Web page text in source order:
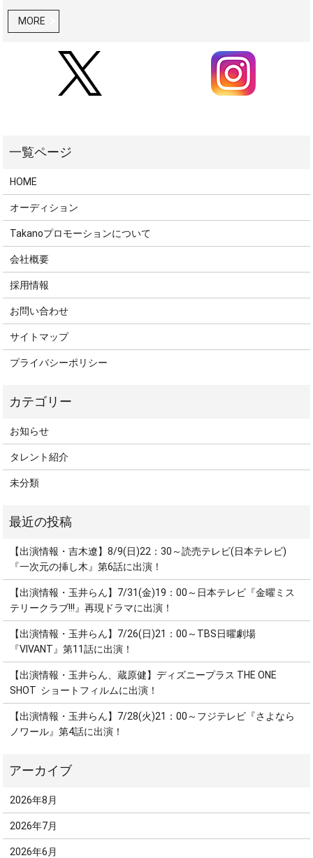
MORE
HOME
オーディション
Takanoプロモーションについて
会社概要
採用情報
お問い合わせ
サイトマップ
プライバシーポリシー
お知らせ
タレント紹介
未分類
【出演情報・吉木遼】8/9(日)22：30～読売テレビ(日本テレビ)
『一次元の挿し木』第6話に出演！
【出演情報・玉井らん】7/31(金)19：00～日本テレビ『金曜ミス
テリークラブ!!!』再現ドラマに出演！
【出演情報・玉井らん】7/26(日)21：00～TBS日曜劇場
『VIVANT』第11話に出演！
【出演情報・玉井らん、蔵原健】ディズニープラス THE ONE
SHOT ショートフィルムに出演！
【出演情報・玉井らん】7/28(火)21：00～フジテレビ『さよなら
ノワール』第4話に出演！
2026年8月
2026年7月
2026年6月